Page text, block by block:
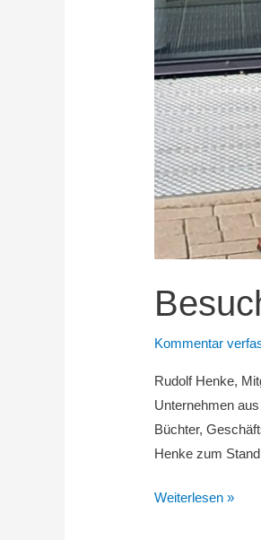
Kommentar
Rudolf Henke,
Unternehmen
Büchter,
Henke zum
Besuch
Weiterlesen »